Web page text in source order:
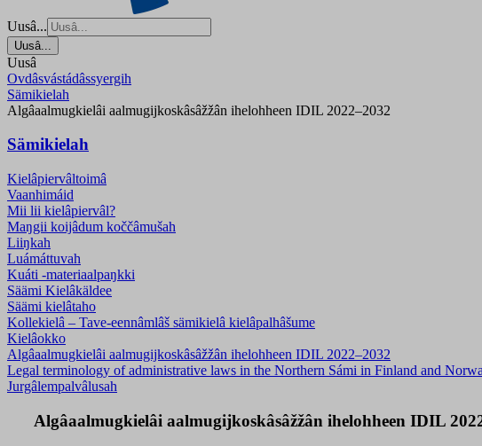
Uusâ...
Uusâ...
Uusâ
Ovdâsvástádâssyergih
Sämikielah
Algâaalmugkielâi aalmugijkoskâsâžžân ihelohheen IDIL 2022–2032
Sämikielah
Kielâpiervâltoimâ
Vaanhimáid
Mii lii kielâpiervâl?
Maŋgii koijâdum koččâmušah
Liiŋkah
Luámáttuvah
Kuáti -materiaalpaŋkki
Säämi Kielâkäldee
Säämi kielâtaho
Kollekielâ – Tave-eennâmlâš sämikielâ kielâpalhâšume
Kielâokko
Algâaalmugkielâi aalmugijkoskâsâžžân ihelohheen IDIL 2022–2032
Legal terminology of administrative laws in the Northern Sámi in Finland and
Jurgâlempalvâlusah
Algâaalmugkielâi aalmugijkoskâsâžžân ihelohheen IDIL